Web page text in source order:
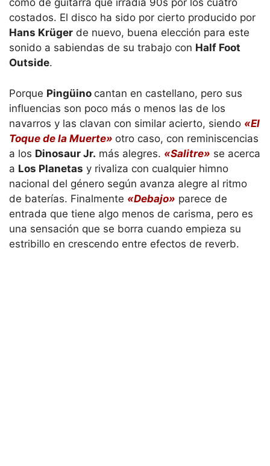
como de guitarra que irradia 90s por los cuatro
costados. El disco ha sido por cierto producido por
Hans Krüger de nuevo, buena elección para este
sonido a sabiendas de su trabajo con Half Foot
Outside.
Porque Pingüino cantan en castellano, pero sus
influencias son poco más o menos las de los
navarros y las clavan con similar acierto, siendo «El
Toque de la Muerte» otro caso, con reminiscencias
a los Dinosaur Jr. más alegres. «Salitre» se acerca
a Los Planetas y rivaliza con cualquier himno
nacional del género según avanza alegre al ritmo
de baterías. Finalmente «Debajo» parece de
entrada que tiene algo menos de carisma, pero es
una sensación que se borra cuando empieza su
estribillo en crescendo entre efectos de reverb.